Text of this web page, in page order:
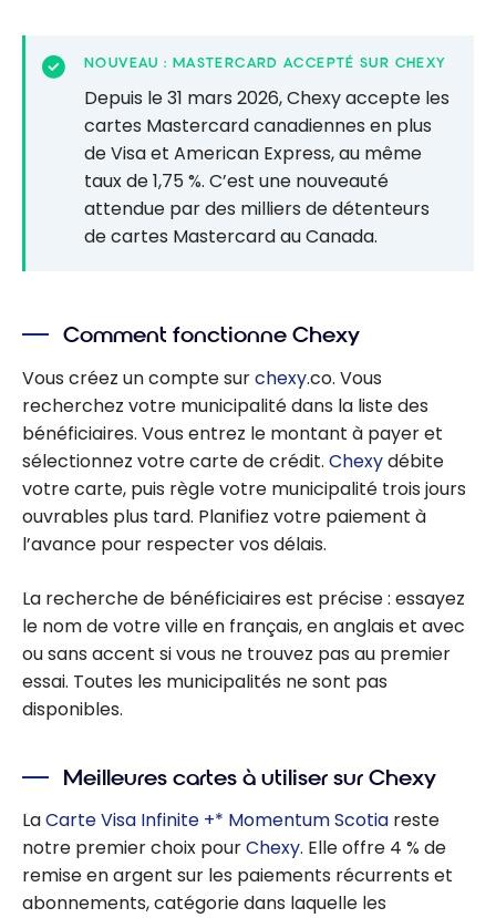
NOUVEAU : MASTERCARD ACCEPTÉ SUR CHEXY
Depuis le 31 mars 2026, Chexy accepte les
cartes Mastercard canadiennes en plus
de Visa et American Express, au même
taux de 1,75 %. C’est une nouveauté
attendue par des milliers de détenteurs
de cartes Mastercard au Canada.
Comment fonctionne Chexy
Vous créez un compte surchexy.co. Vous
recherchez votre municipalité dans la liste des
bénéficiaires. Vous entrez le montant à payer et
sélectionnez votre carte de crédit. Chexydébite
votre carte, puis règle votre municipalité trois jours
ouvrables plus tard. Planifiez votre paiement à
l’avance pour respecter vos délais.
La recherche de bénéficiaires est précise : essayez
le nom de votre ville en français, en anglais et avec
ou sans accent si vous ne trouvez pas au premier
essai. Toutes les municipalités ne sont pas
disponibles.
Meilleures cartes à utiliser sur Chexy
LaCarte Visa Infinite +* Momentum Scotia reste
notre premier choix pourChexy. Elle offre 4 % de
remise en argent sur les paiements récurrents et
abonnements, catégorie dans laquelle les